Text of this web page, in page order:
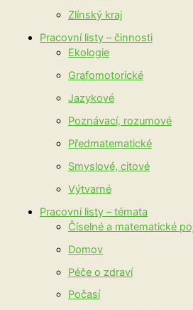
Zlínský kraj
Pracovní listy – činnosti
Ekologie
Grafomotorické
Jazykové
Poznávací, rozumové
Předmatematické
Smyslové, citové
Výtvarné
Pracovní listy – témata
Číselné a matematické
Domov
Péče o zdraví
Počasí